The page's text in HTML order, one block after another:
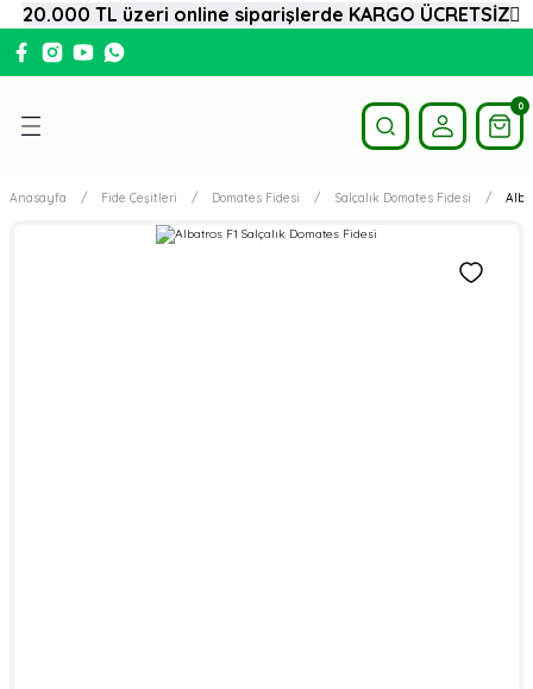
20.000 TL üzeri online siparişlerde KARGO ÜCRETSİZ
0
Anasayfa Fide Çeşitleri Domates Fidesi Salçalık Domates Fidesi
Geri Dön